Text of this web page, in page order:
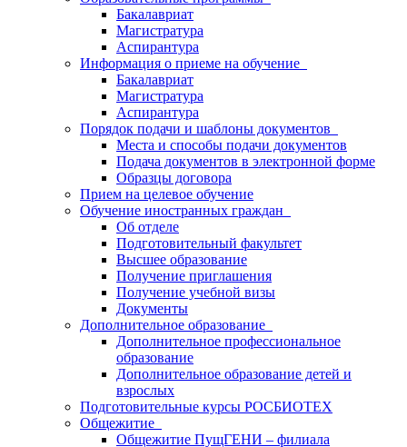
Бакалавриат
Магистратура
Аспирантура
Информация о приеме на обучение
Бакалавриат
Магистратура
Аспирантура
Порядок подачи и шаблоны документов
Места и способы подачи документов
Подача документов в электронной форме
Образцы договора
Прием на целевое обучение
Обучение иностранных граждан
Об отделе
Подготовительный факультет
Высшее образование
Получение приглашения
Получение учебной визы
Документы
Дополнительное образование
Дополнительное профессиональное
образование
Дополнительное образование детей и
взрослых
Подготовительные курсы РОСБИОТЕХ
Общежитие
Общежитие ПущГЕНИ – филиала